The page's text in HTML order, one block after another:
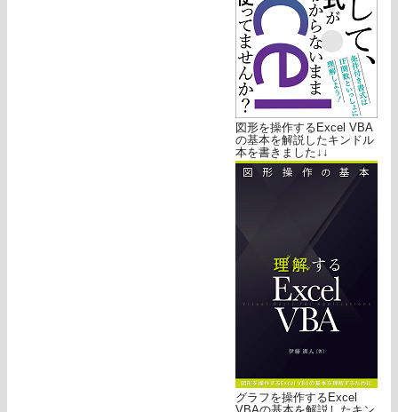
図形を操作するExcel VBA
の基本を解説したキンドル
本を書きました↓↓
グラフを操作するExcel